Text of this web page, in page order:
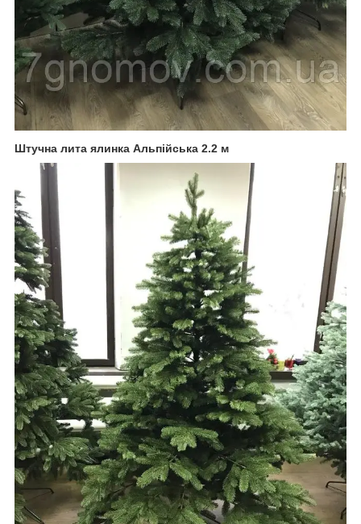
Штучна лита ялинка Альпійська 2.2 м